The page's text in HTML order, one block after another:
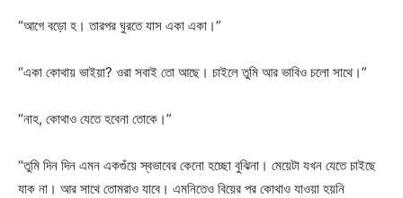
“আগে বড়ো হ। তারপর ঘুরতে যাস একা একা।”
“একা কোথায় ভাইয়া? ওরা সবাই তো আছে। চাইলে তুমি আর ভাবিও চলো সাথে।”
“নাহ, কোথাও যেতে হবেনা তোকে।”
“তুমি দিন দিন এমন একগুঁয়ে স্বভাবের কেনো হচ্ছো বুঝিনা। মেয়েটা যখন যেতে চাইছে
যাক না। আর সাথে তোমরাও যাবে। এমনিতেও বিয়ের পর কোথাও যাওয়া হয়নি